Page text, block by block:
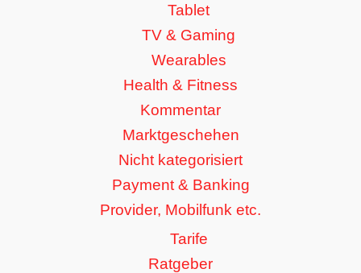
Tablet
TV & Gaming
Wearables
Health & Fitness
Kommentar
Marktgeschehen
Nicht kategorisiert
Payment & Banking
Provider, Mobilfunk etc.
Tarife
Ratgeber